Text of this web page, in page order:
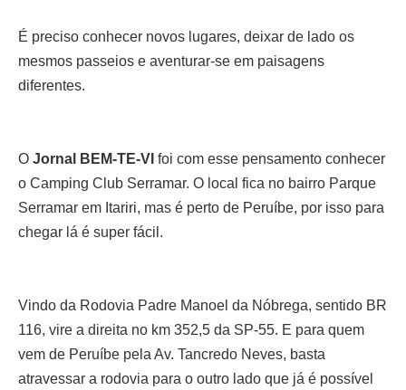
É preciso conhecer novos lugares, deixar de lado os
mesmos passeios e aventurar-se em paisagens
diferentes.
O Jornal BEM-TE-VI foi com esse pensamento conhecer
o Camping Club Serramar. O local fica no bairro Parque
Serramar em Itariri, mas é perto de Peruíbe, por isso para
chegar lá é super fácil.
Vindo da Rodovia Padre Manoel da Nóbrega, sentido BR
116, vire a direita no km 352,5 da SP-55. E para quem
vem de Peruíbe pela Av. Tancredo Neves, basta
atravessar a rodovia para o outro lado que já é possível